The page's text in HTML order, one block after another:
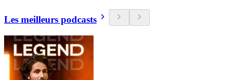
Les meilleurs podcasts